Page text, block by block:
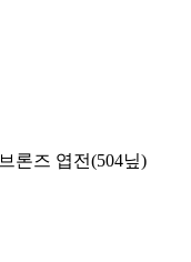
브론즈 엽전(504닢)